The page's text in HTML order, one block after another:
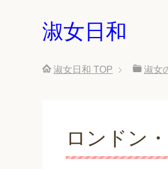
淑女日和
淑女日和 TOP 淑女
ロンドン